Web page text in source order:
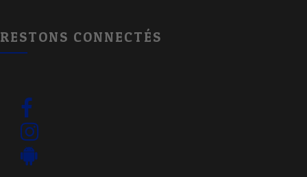
RESTONS CONNECTÉS